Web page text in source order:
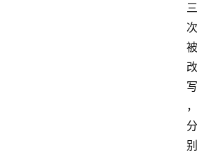
三
次
被
改
写
，
分
别